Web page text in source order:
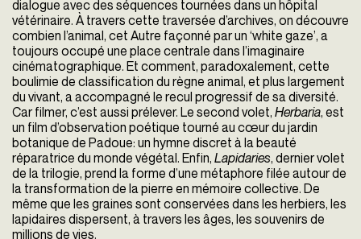
dialogue avec des séquences tournées dans un hôpital
vétérinaire. À travers cette traversée d’archives, on découvre
combien l’animal, cet Autre façonné par un ‘white gaze’, a
toujours occupé une place centrale dans l’imaginaire
cinématographique. Et comment, paradoxalement, cette
boulimie de classification du règne animal, et plus largement
du vivant, a accompagné le recul progressif de sa diversité.
Car filmer, c’est aussi prélever. Le second volet, Herbaria, est
un film d’observation poétique tourné au cœur du jardin
botanique de Padoue: un hymne discret à la beauté
réparatrice du monde végétal. Enfin, Lapidaries, dernier volet
de la trilogie, prend la forme d’une métaphore filée autour de
la transformation de la pierre en mémoire collective. De
même que les graines sont conservées dans les herbiers, les
lapidaires dispersent, à travers les âges, les souvenirs de
millions de vies.